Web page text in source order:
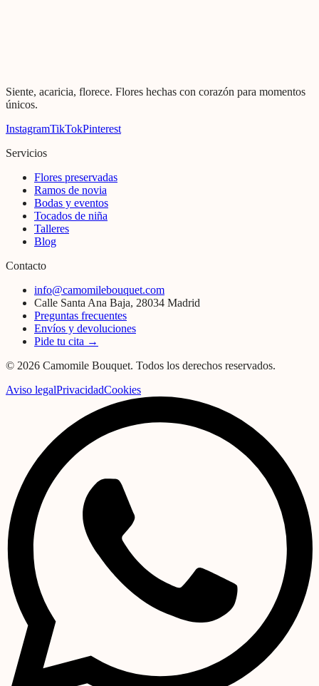
Siente, acaricia, florece. Flores hechas con corazón para momentos
únicos.
InstagramTikTokPinterest
Servicios
Flores preservadas
Ramos de novia
Bodas y eventos
Tocados de niña
Talleres
Blog
Contacto
info@camomilebouquet.com
Calle Santa Ana Baja, 28034 Madrid
Preguntas frecuentes
Envíos y devoluciones
Pide tu cita →
© 2026 Camomile Bouquet. Todos los derechos reservados.
Aviso legalPrivacidadCookies